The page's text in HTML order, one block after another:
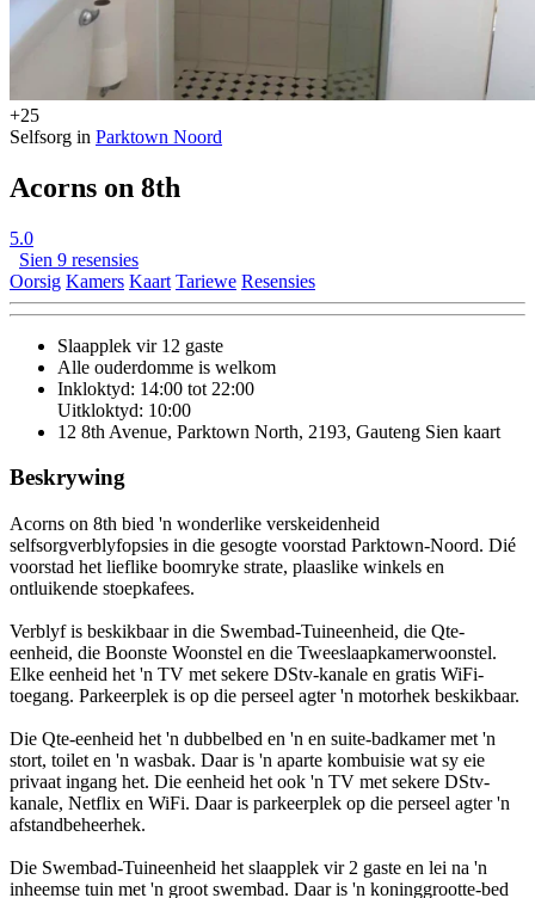
+25
Selfsorg in Parktown Noord
Acorns on 8th
5.0
Sien 9 resensies
Oorsig Kamers Kaart Tariewe Resensies
Slaapplek vir 12 gaste
Alle ouderdomme is welkom
Inkloktyd: 14:00 tot 22:00
Uitkloktyd: 10:00
12 8th Avenue, Parktown North, 2193, Gauteng Sien kaart
Beskrywing
Acorns on 8th bied 'n wonderlike verskeidenheid
selfsorgverblyfopsies in die gesogte voorstad Parktown-Noord. Dié
voorstad het lieflike boomryke strate, plaaslike winkels en
ontluikende stoepkafees.
Verblyf is beskikbaar in die Swembad-Tuineenheid, die Qte-
eenheid, die Boonste Woonstel en die Tweeslaapkamerwoonstel.
Elke eenheid het 'n TV met sekere DStv-kanale en gratis WiFi-
toegang. Parkeerplek is op die perseel agter 'n motorhek beskikbaar.
Die Qte-eenheid het 'n dubbelbed en 'n en suite-badkamer met 'n
stort, toilet en 'n wasbak. Daar is 'n aparte kombuisie wat sy eie
privaat ingang het. Die eenheid het ook 'n TV met sekere DStv-
kanale, Netflix en WiFi. Daar is parkeerplek op die perseel agter 'n
afstandbeheerhek.
Die Swembad-Tuineenheid het slaapplek vir 2 gaste en lei na 'n
inheemse tuin met 'n groot swembad. Daar is 'n koninggrootte-bed